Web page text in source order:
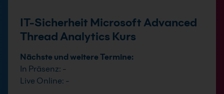
IT-Sicherheit Microsoft Advanced
Thread Analytics Kurs
Nächste und weitere Termine:
In Präsenz: -
Live Online: -